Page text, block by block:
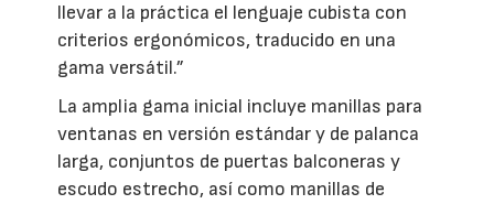
llevar a la práctica el lenguaje cubista con
criterios ergonómicos, traducido en una
gama versátil.”
La amplia gama inicial incluye manillas para
ventanas en versión estándar y de palanca
larga, conjuntos de puertas balconeras y
escudo estrecho, así como manillas de